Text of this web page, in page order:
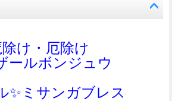
除け・厄除け
ールボンジュウ
✨ミサンガブレス